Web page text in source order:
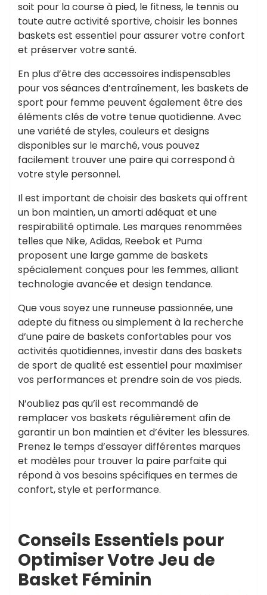
soit pour la course à pied, le fitness, le tennis ou
toute autre activité sportive, choisir les bonnes
baskets est essentiel pour assurer votre confort
et préserver votre santé.
En plus d’être des accessoires indispensables
pour vos séances d’entraînement, les baskets de
sport pour femme peuvent également être des
éléments clés de votre tenue quotidienne. Avec
une variété de styles, couleurs et designs
disponibles sur le marché, vous pouvez
facilement trouver une paire qui correspond à
votre style personnel.
Il est important de choisir des baskets qui offrent
un bon maintien, un amorti adéquat et une
respirabilité optimale. Les marques renommées
telles que Nike, Adidas, Reebok et Puma
proposent une large gamme de baskets
spécialement conçues pour les femmes, alliant
technologie avancée et design tendance.
Que vous soyez une runneuse passionnée, une
adepte du fitness ou simplement à la recherche
d’une paire de baskets confortables pour vos
activités quotidiennes, investir dans des baskets
de sport de qualité est essentiel pour maximiser
vos performances et prendre soin de vos pieds.
N’oubliez pas qu’il est recommandé de
remplacer vos baskets régulièrement afin de
garantir un bon maintien et d’éviter les blessures.
Prenez le temps d’essayer différentes marques
et modèles pour trouver la paire parfaite qui
répond à vos besoins spécifiques en termes de
confort, style et performance.
Conseils Essentiels pour
Optimiser Votre Jeu de
Basket Féminin